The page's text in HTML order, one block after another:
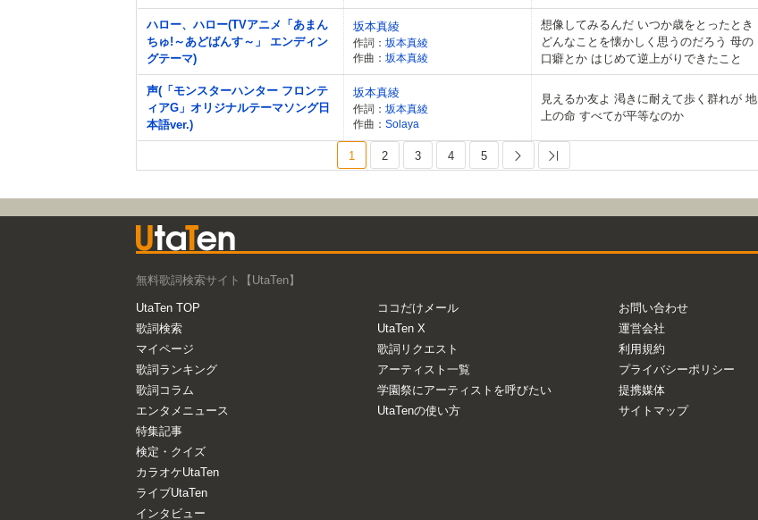
ハロー、ハロー(TVアニメ「あまん
ちゅ!～あどばんす～」 エンディン
グテーマ)
坂本真綾
作詞： 坂本真綾
作曲： 坂本真綾
想像してみるんだ いつか歳をとったとき
どんなことを懐かしく思うのだろう 母の
口癖とか はじめて逆上がりできたこと
声(「モンスターハンター フロンテ
ィアG」オリジナルテーマソング日
本語ver.)
坂本真綾
作詞： 坂本真綾
作曲： Solaya
見えるか友よ 渇きに耐えて歩く群れが 地
上の命 すべてが平等なのか
1 2 3 4 5 Next
無料歌詞検索サイト【UtaTen】
UtaTen TOP
歌詞検索
マイページ
歌詞ランキング
歌詞コラム
エンタメニュース
特集記事
検定・クイズ
カラオケUtaTen
ライブUtaTen
インタビュー
ココだけメール
UtaTen X
歌詞リクエスト
アーティスト一覧
学園祭にアーティストを呼びたい
UtaTenの使い方
お問い合わせ
運営会社
利用規約
プライバシーポリシー
提携媒体
サイトマップ